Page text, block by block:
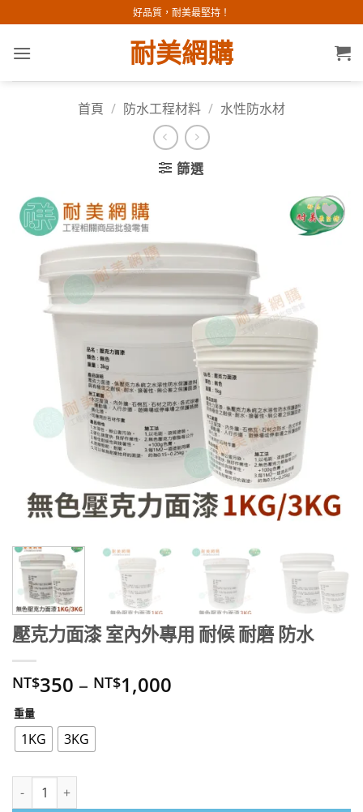
to
content
好品質，耐美最堅持！
耐美網購
首頁 / 防水工程材料 / 水性防水材
篩選
壓克力面漆 室內外專用 耐候 耐磨 防水
NT$350 – NT$1,000
重量
1KG 3KG
壓克力面漆 室內外專用 耐候 耐磨 防水 數量